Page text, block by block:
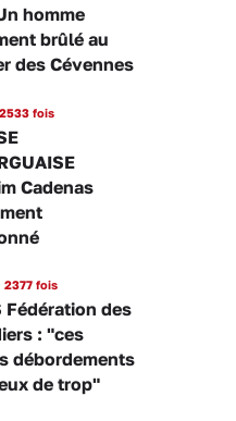
homme
brûlé au
des Cévennes
fois
Cadenas
2377 fois
Fédération des
: "ces
débordements
de trop"